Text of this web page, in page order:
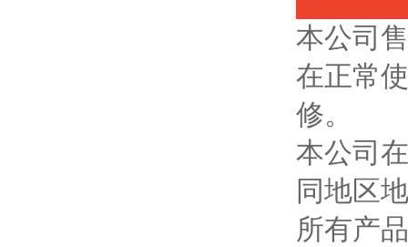
本公司
在正常
修。
本公司
同地区
所有产